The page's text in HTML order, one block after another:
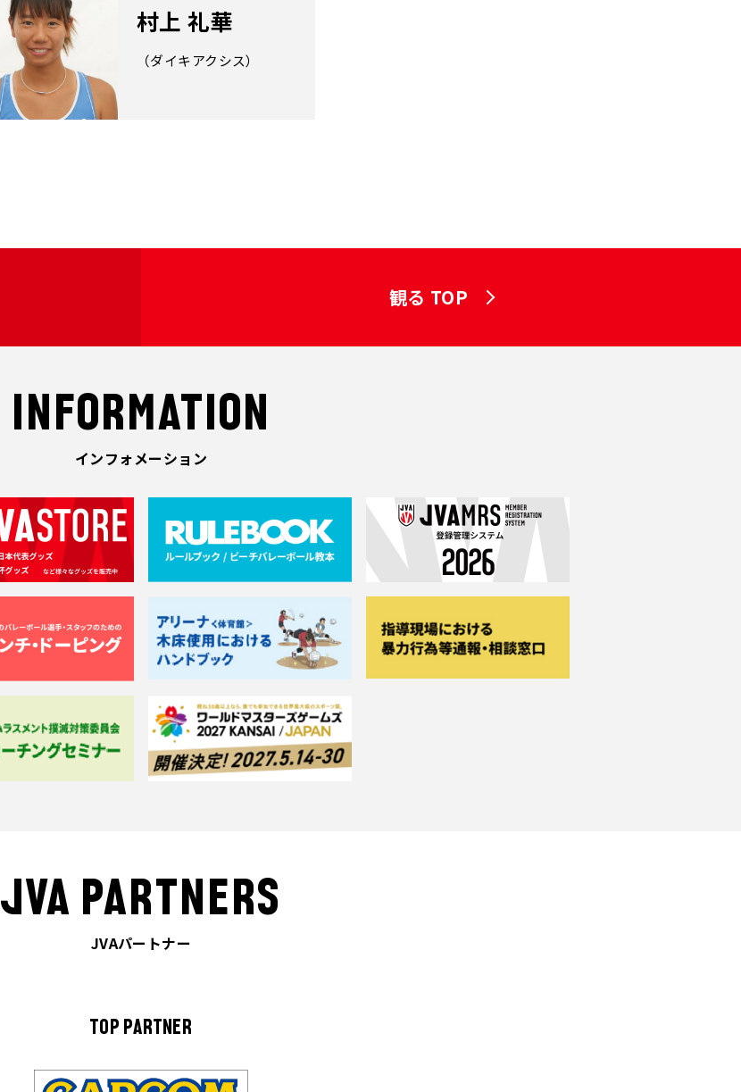
村上 礼華
（ダイキアクシス）
観る TOP
INFORMATION
インフォメーション
JVA PARTNERS
JVAパートナー
TOP PARTNER